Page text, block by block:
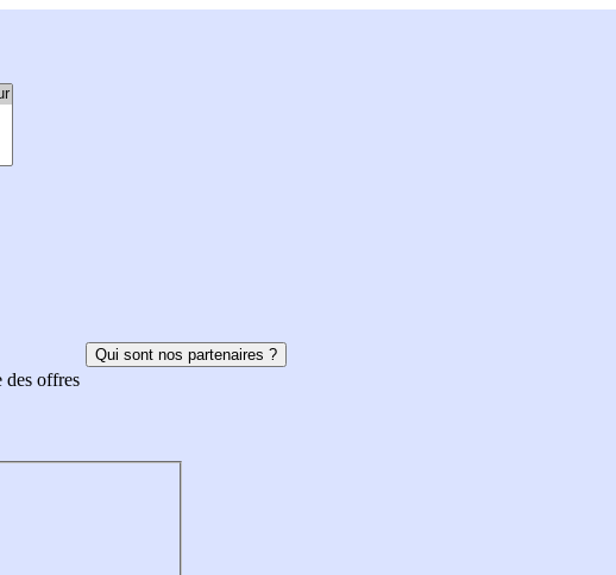
des offres
Qui sont nos partenaires ?